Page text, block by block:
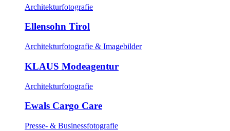
Architekturfotografie
Ellensohn Tirol
Architekturfotografie & Imagebilder
KLAUS Modeagentur
Architekturfotografie
Ewals Cargo Care
Presse- & Businessfotografie